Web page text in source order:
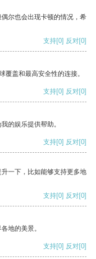
尔也会出现卡顿的情况，希
支持[0] 反对[0]
覆盖和最高安全性的连接。
支持[0] 反对[0]
的娱乐提供帮助。
支持[0] 反对[0]
一下，比如能够支持更多地
支持[0] 反对[0]
地的美景。
支持[0] 反对[0]